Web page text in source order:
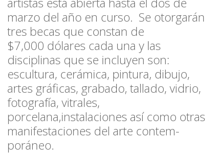
marzo del año en curso. Se otorgarán
tres becas que constan de
$7,000 dólares cada una y las
disciplinas que se incluyen son:
escultura, cerámica, pintura, dibujo,
artes gráficas, grabado, tallado, vidrio,
fotografía, vitrales,
porcelana,instalaciones así como otras
manifestaciones del arte contem-
poráneo.